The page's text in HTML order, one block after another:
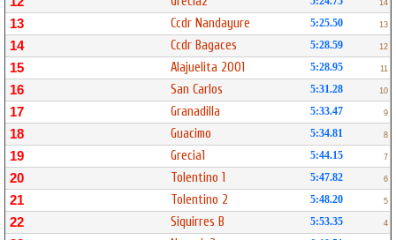
14
13 Ccdr Nandayure 5:25.50 13
14 Ccdr Bagaces 5:28.59 12
15 Alajuelita 2001 5:28.95 11
16 San Carlos 5:31.28 10
17 Granadilla 5:33.47 9
18 Guacimo 5:34.81 8
19 Grecia1 5:44.15 7
20 Tolentino 1 5:47.82 6
21 Tolentino 2 5:48.20 5
22 Siquirres B 5:53.35 4